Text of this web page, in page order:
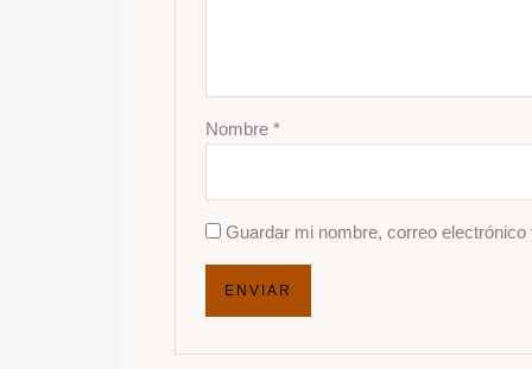
Nombre*
Guardar mi nombre, correo